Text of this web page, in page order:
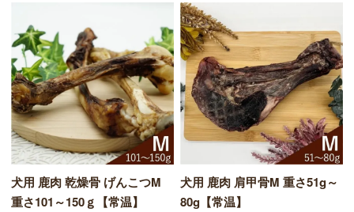
犬用 鹿肉 乾燥骨 げんこつM
重さ101～150ｇ【常温】
犬用 鹿肉 肩甲骨M 重さ51g～
80g【常温】